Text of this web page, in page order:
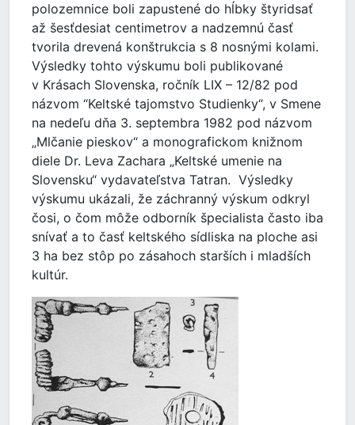
polozemnice boli zapustené do hĺbky štyridsať
až šesťdesiat centimetrov a nadzemnú časť
tvorila drevená konštrukcia s 8 nosnými kolami.
Výsledky tohto výskumu boli publikované
v Krásach Slovenska, ročník LIX – 12/82 pod
názvom “Keltské tajomstvo Studienky“, v Smene
na nedeľu dňa 3. septembra 1982 pod názvom
„Mlčanie pieskov“ a monografickom knižnom
diele Dr. Leva Zachara „Keltské umenie na
Slovensku“ vydavateľstva Tatran. Výsledky
výskumu ukázali, že záchranný výskum odkryl
čosi, o čom môže odborník špecialista často iba
snívať a to časť keltského sídliska na ploche asi
3 ha bez stôp po zásahoch starších i mladších
kultúr.